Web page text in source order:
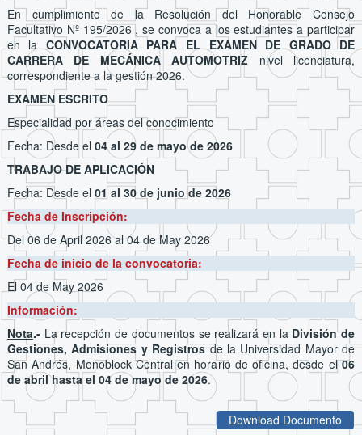
En cumplimiento de la Resolución del Honorable Consejo
Facultativo Nº 195/2026 , se convoca a los estudiantes a participar
en laCONVOCATORIA PARA EL EXAMEN DE GRADO DE
CARRERA DE MECÁNICA AUTOMOTRIZ nivel licenciatura,
correspondiente a la gestión 2026.
EXAMEN ESCRITO
Especialidad por áreas del conocimiento
Fecha: Desde el 04 al 29 de mayo de 2026
TRABAJO DE APLICACIÓN
Fecha: Desde el 01 al 30 de junio de 2026
Fecha de Inscripción:
Del 06 de April 2026al 04 de May 2026
Fecha de inicio de la convocatoria:
El 04 de May 2026
Información:
Nota.- La recepción de documentos se realizará en la División de
Gestiones, Admisiones y Registrosde la Universidad Mayor de
San Andrés, Monoblock Central en horario de oficina, desde el06
de abril hasta el 04 de mayo de 2026.
Download Documento